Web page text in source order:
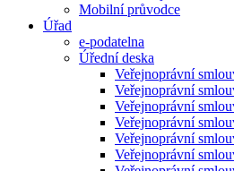
Mobilní průvodce
Úřad
e-podatelna
Úřední deska
Veřejnoprávní
Veřejnoprávní
Veřejnoprávní
Veřejnoprávní
Veřejnoprávní
Veřejnoprávní